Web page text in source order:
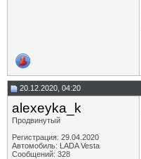
20.12.2020, 04:20
alexeyka_k
Продвинутый
Регистрация: 29.04.2020
Автомобиль: LADA Vesta
Сообщений: 328